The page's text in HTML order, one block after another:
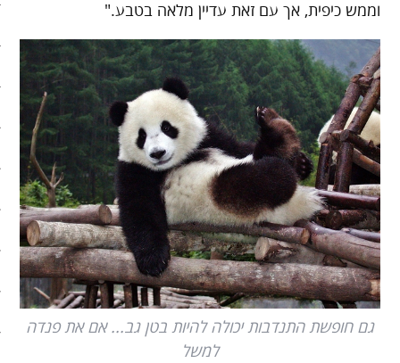
כלכלה אנושית
להיות מגניבים בשקל תשעים
קיצור תולדות הזמן
קמפיינים
רק לא רשת
שני בשרי
חג השוטטות
וממש כיפית, אך עם זאת עדיין מלאה בטבע."
גם חופשת התנדבות יכולה להיות בטן גב... אם את פנדה
למשל